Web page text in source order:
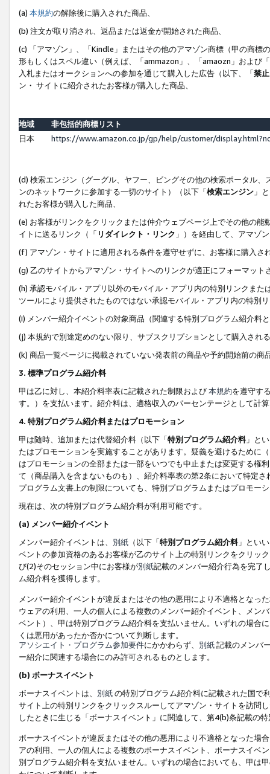
(a) 本規約の解除後に購入された商品、
(b) 注文が取り消され、返品または返金が開始された商品、
(c) 「アマゾン」、「Kindle」またはその他のアマゾン商標（甲の商
形もしくはスペル違い（例えば、「ammazon」、「amaozn」および
入札またはオークションへの参加を通じて購入した広告（以下、「禁
ン・ サイトに紹介されたお客様が購入した商品、
地域
非包括的商標リスト
日本
https://www.amazon.co.jp/gp/help/customer/
(d) 検索エンジン（グーグル、ヤフー、ビングその他の検索ポータル
ンのネットワークに参加する一切のサイト）（以下「検索エンジン 」
れたお客様が購入した商品、
(e) お客様がリンクをクリックまたは仲介ウェブページ上でその他の
イトに送るリンク（「 リダイレクト・リンク 」）を経由して、アマゾ
(f) アマゾン・サイトに適用される条件を遵守せずに、お客様に購入さ
(g) 乙のサイトからアマゾン・サイトへのリンクが適正にフォーマッ
(h) 承認モバイル・アプリ以外のモバイル・アプリ内の特別リンクま
ツールにより提供されたものではない承認モバイル・アプリ内の特別
(i) メンバー紹介イベントの対象商品（関連する特別プログラム紹介料
(j) 本規約で別途定めのない限り、サブスクリプションとして購入され
(k) 商品一覧ページに掲載されていない発表前の商品や予約開始前の商
3. 標準プログラム紹介料
甲は乙に対し、本紹介料率表に記載された制限および本規約を遵守す
す。）を支払います。紹介料は、適格収入のパーセンテージとして計
4. 特別プログラム紹介料またはプロモーション
甲は随時、追加または代替紹介料（以下「特別プログラム紹介料」と
たはプロモーションを実施することがあります。疑義を避けるために
はプロモーションの全部または一部をいつでも中止または変更する権
て（商品購入を含まないものも）、紹介料率表の第2条において特定
プログラム文書上の制限についても、特別プログラムまたはプロモー
現在は、次の特別プログラム紹介料が利用可能です。
(a) メンバー紹介イベント
メンバー紹介イベントは、 別紙 （以下「特別プログラム紹介料」とい
ベントの参加資格のあるお客様が乙のサイト上の特別リンクをクリッ
び(2)そのセッション中にお客様が別紙記載のメンバー紹介行為を完了
ム紹介料を獲得します。
メンバー紹介イベントが違反またはその他の悪用により不適格となっ
ウェアの利用、一人の個人による複数のメンバー紹介イベント、メン
ベント）、甲は特別プログラム紹介料を支払いません。いずれの場合
くは悪用があったか否かについて判断します。
アソシエイト・プログラム参加要件にかかわらず、 別紙記載のメンバ
ー紹介に関連する場合にのみ許可されるものとします。
(b) ボーナスイベント
ボーナスイベントは、 別紙の特別プログラム紹介料に記載された国で
サイト上の特別リンクをクリックスルーしてアマゾン・サイトを訪問
したときに生じる「ボーナスイベント」に関連して、第4(b)条記載の
ボーナスイベントが違反またはその他の悪用により不適格となった場
アの利用、一人の個人による複数のボーナスイベント、ボーナスイベ
別プログラム紹介料を支払いません。いずれの場合においても、甲は